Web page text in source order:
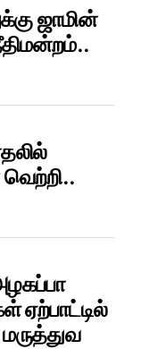
ஜாமின்
ஏற்பாட்டில்